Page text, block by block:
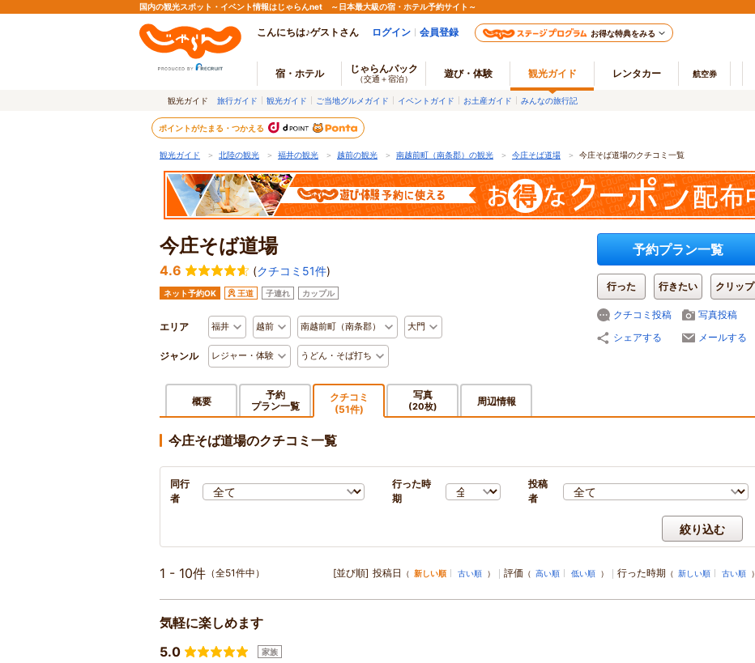
国内の観光スポット・イベント情報はじゃらんnet ～日本最大級の宿・ホテル予約サイト～
こんにちは♪ゲストさん ログイン 会員登録 お得な特典をみる
宿・ホテル じゃらんパック
（交通＋宿泊） 遊び・体験 観光ガイド レンタカー 航空券
観光ガイド 旅行ガイド 観光ガイド ご当地グルメガイド イベントガイド お土産ガイド みんなの旅行記
ポイントがたまる・つかえる
観光ガイド ＞ 北陸の観光 ＞ 福井の観光 ＞ 越前の観光 ＞ 南越前町（南条郡）の観光 ＞ 今庄そば道場 ＞ 今庄そば道場のクチコミ一覧
今庄そば道場
4.6 (クチコミ51件)
ネット予約OK 王道 子連れ カップル
エリア 福井 越前 南越前町（南条郡） 大門
ジャンル レジャー・体験 うどん・そば打ち
予約プラン一覧
行った 行きたい クリップ
クチコミ投稿
写真投稿
シェアする
メールする
概要
予約
プラン一覧
クチコミ
(51件)
写真
(20枚) 周辺情報
今庄そば道場のクチコミ一覧
同行
者
行った時
期
投稿
者
絞り込む
1 - 10件 （全51件中） [並び順] 投稿日 （ 新しい順 古い順 ） 評価 （ 高い順 低い順 ） 行った時期 （ 新しい順 古い順 ）
気軽に楽しめます
5.0
家族